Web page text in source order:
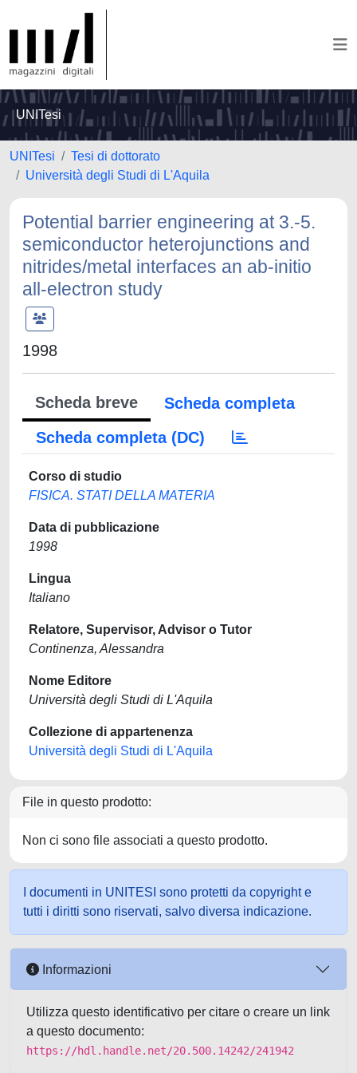
UNITesi
UNITesi
Tesi di dottorato
Università degli Studi di L'Aquila
Potential barrier engineering at 3.-5.
semiconductor heterojunctions and
nitrides/metal interfaces an ab-initio
all-electron study
1998
Scheda breve
Scheda completa
Scheda completa (DC)
Corso di studio
FISICA. STATI DELLA MATERIA
Data di pubblicazione
1998
Lingua
Italiano
Relatore, Supervisor, Advisor o Tutor
Continenza, Alessandra
Nome Editore
Università degli Studi di L'Aquila
Collezione di appartenenza
Università degli Studi di L'Aquila
File in questo prodotto:
Non ci sono file associati a questo prodotto.
I documenti in UNITESI sono protetti da copyright e
tutti i diritti sono riservati, salvo diversa indicazione.
Informazioni
Utilizza questo identificativo per citare o creare un link
a questo documento:
https://hdl.handle.net/20.500.14242/241942